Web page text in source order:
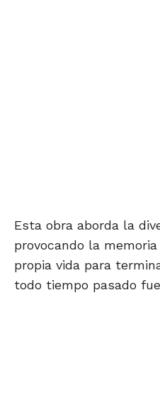
Esta obra aborda la
provocando la
propia vida para
todo tiempo pasado